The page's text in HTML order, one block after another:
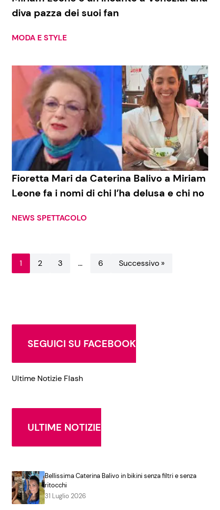
diva pazza dei suoi fan
MODA E STYLE
Fioretta Mari da Caterina Balivo a Miriam
Leone fa i nomi di chi l’ha delusa e chi no
NEWS SPETTACOLO
1 2 3 … 6 Successivo »
SEGUICI SU FACEBOOK
Ultime Notizie Flash
ULTIME NOTIZIE
Bellissima Caterina Balivo in bikini senza filtri e senza
ritocchi
31 Luglio 2026